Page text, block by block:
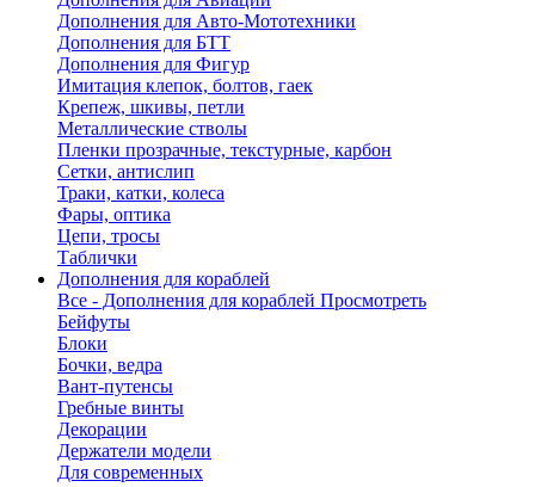
Дополнения для Авто-Мототехники
Дополнения для БТТ
Дополнения для Фигур
Имитация клепок, болтов, гаек
Крепеж, шкивы, петли
Металлические стволы
Пленки прозрачные, текстурные, карбон
Сетки, антислип
Траки, катки, колеса
Фары, оптика
Цепи, тросы
Таблички
Дополнения для кораблей
Все - Дополнения для кораблей Просмотреть
Бейфуты
Блоки
Бочки, ведра
Вант-путенсы
Гребные винты
Декорации
Держатели модели
Для современных